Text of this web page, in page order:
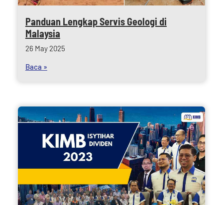
Panduan Lengkap Servis Geologi di
Malaysia
26 May 2025
Baca »